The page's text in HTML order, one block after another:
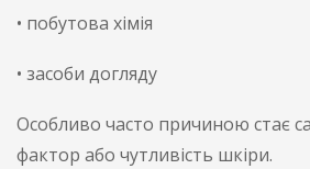
• побутова хімія
• засоби догляду
Особливо часто причиною стає
фактор або чутливість шкіри.